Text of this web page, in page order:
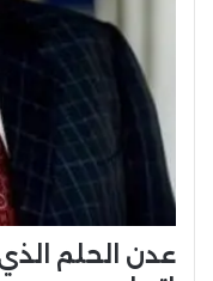
عدن الحلم